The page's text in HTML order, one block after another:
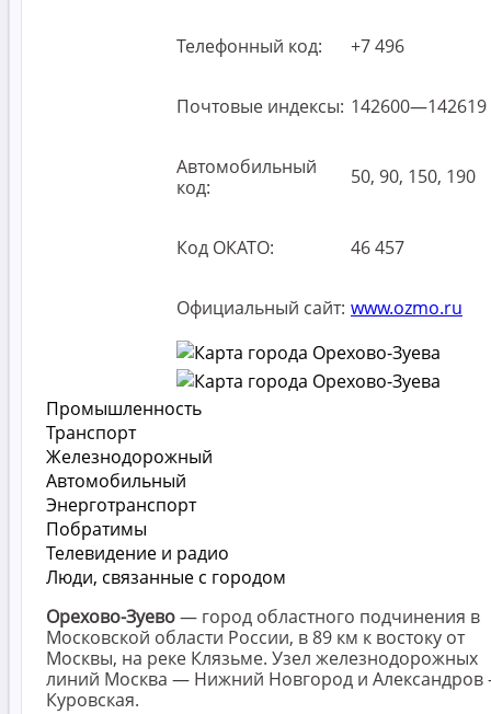
Телефонный код: +7 496
Почтовые индексы: 142600—142619
Автомобильный
код:
50, 90, 150, 190
Код ОКАТО: 46 457
Официальный сайт: www.ozmo.ru
Промышленность
Транспорт
Железнодорожный
Автомобильный
Энерготранспорт
Побратимы
Телевидение и радио
Люди, связанные с городом
Орехово-Зуево— город областного подчинения в
Московской области России, в 89 км к востоку от
Москвы, на реке Клязьме. Узел железнодорожных
линий Москва — Нижний Новгород и
Куровская.